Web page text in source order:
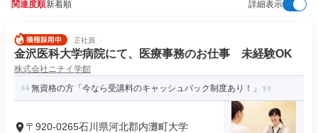
関連度順新着順 詳細表示
正社員
金沢医科大学病院にて、医療事務のお仕事 未経験OK
株式会社ニチイ学館
無資格の方「今なら受講料のキャッシュバック制度あり！」
〒920-0265石川県河北郡内灘町大学